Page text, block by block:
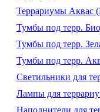
Террариумы Аквас
Тумбы под терр.
Тумбы под терр.
Тумбы под терр.
Светильники для
Лампы для
Наполнители для